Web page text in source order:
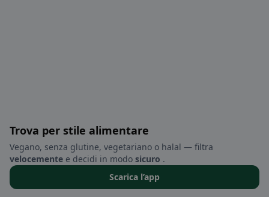
Trova per stile alimentare
Vegano, senza glutine, vegetariano o halal — filtra
velocemente e decidi in modo sicuro .
Scarica l’app